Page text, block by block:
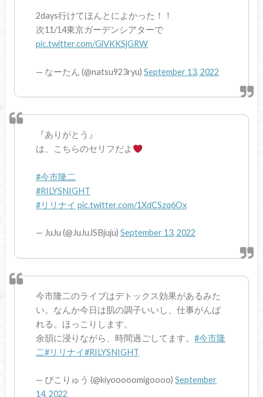
2days行けてほんとによかった！！
次11/14東京ガーデンシアターで
pic.twitter.com/GlVKKSjGRW
— なーたん (@natsu923ryu)September 13, 2022
『ありがとう』
は、こちらのセリフだよ
#今市隆二
#RILYSNIGHT
#リリナイ pic.twitter.com/1XdCSzq6Ox
— JuJu (@JuJuJSBjuju)September 13, 2022
今市隆二のライブはデトックス効果があるみた
い。なんか今日は肌の調子いいし、仕事がんば
れる。ほっこりします。
余韻に浸りながら、時間過ごしてます。#今市隆
二#リリナイ#RILYSNIGHT
— ぴこりゅう (@kiyooooomigoooo)September
14, 2022